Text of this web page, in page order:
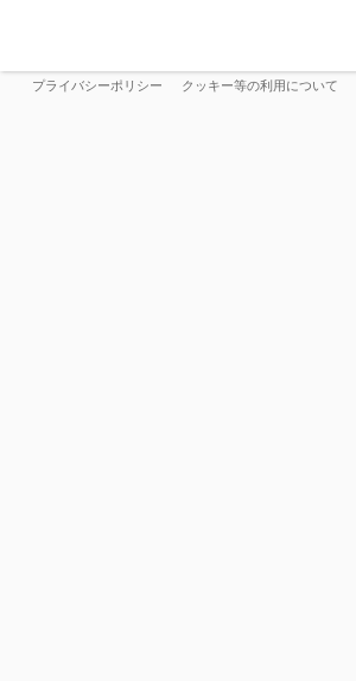
プライバシーポリシー クッキー等の利用について